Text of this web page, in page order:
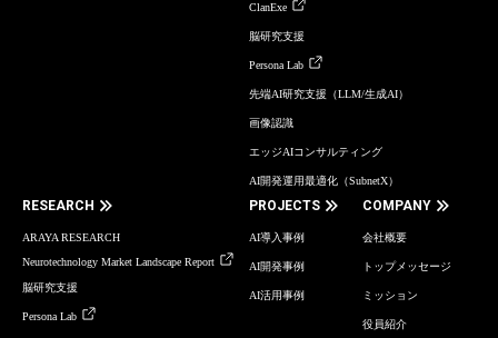
ClanExe
脳研究支援
Persona Lab
先端AI研究支援（LLM/生成AI）
画像認識
エッジAIコンサルティング
AI開発運用最適化（SubnetX）
RESEARCH
ARAYA RESEARCH
Neurotechnology Market Landscape Report
脳研究支援
Persona Lab
PROJECTS
AI導入事例
AI開発事例
AI活用事例
COMPANY
会社概要
トップメッセージ
ミッション
役員紹介